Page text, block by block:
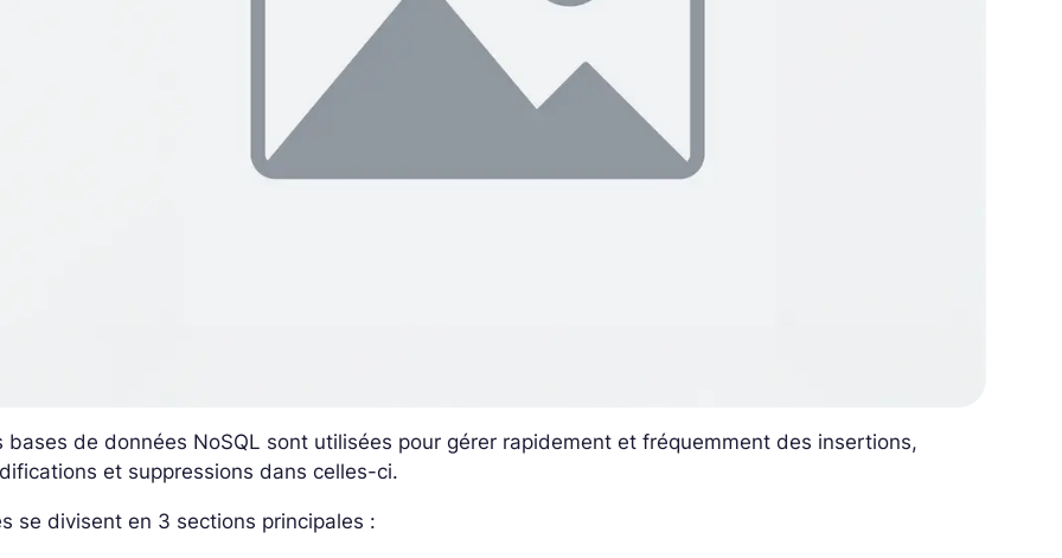
bases de données NoSQL sont utilisées pour gérer rapidement et fréquemment des insertions,
et suppressions dans celles-ci.
se divisent en 3 sections principales :